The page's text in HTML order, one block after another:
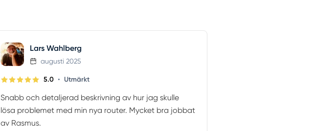
Lars Wahlberg
augusti 2025
5.0 • Utmärkt
Snabb och detaljerad beskrivning av hur jag skulle
lösa problemet med min nya router. Mycket bra jobbat
av Rasmus.